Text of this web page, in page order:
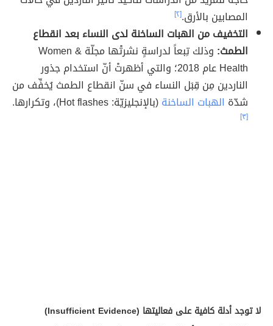
المصابين بالأرق.[٢]
التخفيف من الهبات الساخنة لدى النساء بعد انقطاع
الطمث:
وذلك تِبعاً لدراسةٍ نشرتْها مجلّة Women &
Health عام 2018؛ والتي أظهرتْ أنّ استخدام جذور
الناردين مِن قِبَل النساء في سنّ انقطاع الطمث يُخفِّف من
شدّة الهبات الساخنة(بالإنجليزيّة: Hot flashes)، وتكرارها.
[٣]
لا توجد أدلة كافية على فعاليتها (Insufficient Evidence)